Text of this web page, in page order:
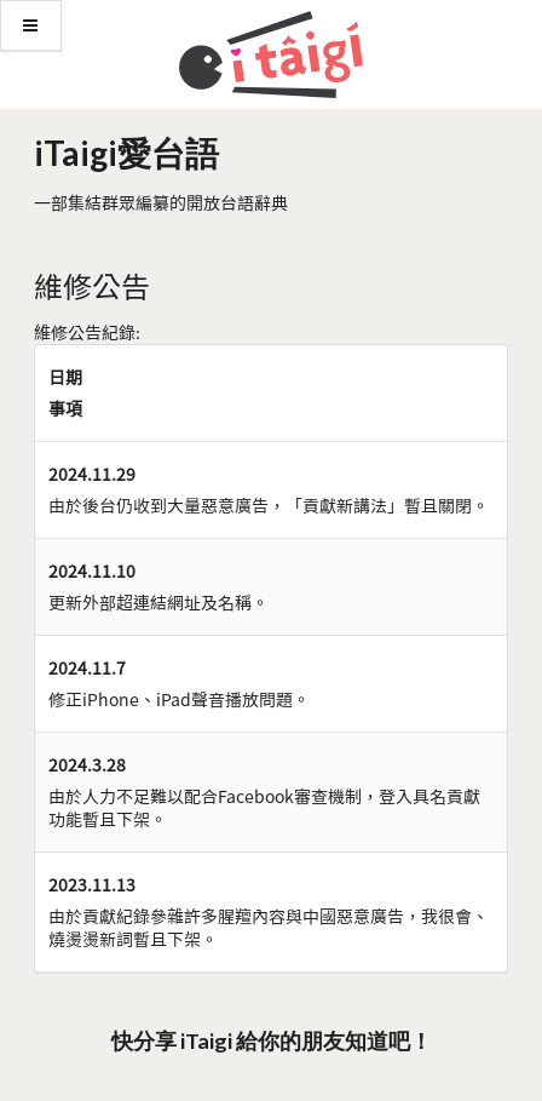
iTaigi愛台語
一部集結群眾編纂的開放台語辭典
維修公告
維修公告紀錄:
日期
事項
2024.11.29
由於後台仍收到大量惡意廣告，「貢獻新講法」暫且關閉。
2024.11.10
更新外部超連結網址及名稱。
2024.11.7
修正iPhone、iPad聲音播放問題。
2024.3.28
由於人力不足難以配合Facebook審查機制，登入具名貢獻
功能暫且下架。
2023.11.13
由於貢獻紀錄參雜許多腥羶內容與中國惡意廣告，我很會、
燒燙燙新詞暫且下架。
快分享 iTaigi 給你的朋友知道吧！